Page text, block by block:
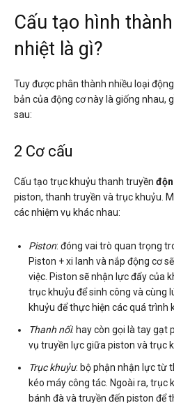
Cấu tạo hình
nhiệt là gì?
Tuy được phân thành nhiều loại
bản của động cơ này là giống nhau,
sau:
2 Cơ cấu
Cấu tạo trục khuỷu thanh truyền
piston, thanh truyền và trục khuỷu.
các nhiệm vụ khác nhau:
Piston: đóng vai trò quan trọng
Piston + xi lanh và nắp động cơ
việc. Piston sẽ nhận lực đẩy của
trục khuỷu để sinh công và cùng
khuỷu để thực hiện các quá trình
Thanh nối: hay còn gọi là tay gạt
vụ truyền lực giữa piston và trục
Trục khuỷu: bộ phận nhận lực từ
kéo máy công tác. Ngoài ra,
bánh đà và truyền đến piston để